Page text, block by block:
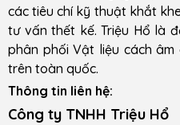
các tiêu chí kỹ thuật khắt
tư vấn thết kế. Triệu Hổ là
phân phối Vật liệu cách
trên toàn quốc.
Thông tin liên hệ:
Công ty TNHH Triệu Hổ